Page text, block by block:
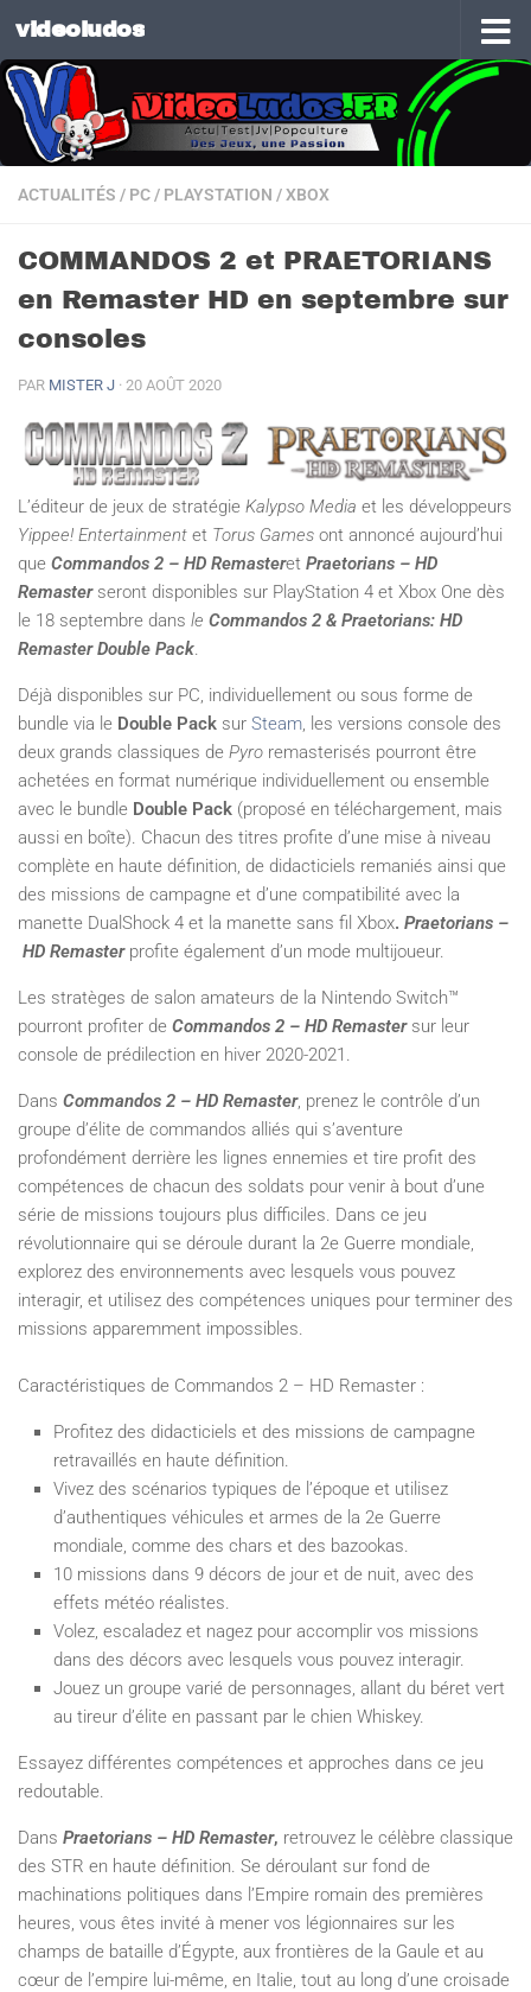
Skip to content
videoludos
ACTUALITÉS / PC/ PLAYSTATION /XBOX
COMMANDOS 2 et PRAETORIANS
en Remaster HD en septembre sur
consoles
PAR MISTER J · 20 AOÛT 2020
L’éditeur de jeux de stratégie Kalypso Media et les développeurs
Yippee! Entertainment et Torus Games ont annoncé aujourd’hui
que Commandos 2 – HD Remasteret Praetorians – HD
Remaster seront disponibles sur PlayStation 4 et Xbox One dès
le 18 septembre dans le Commandos 2 & Praetorians: HD
Remaster Double Pack.
Déjà disponibles sur PC, individuellement ou sous forme de
bundle via le Double Pack sur Steam, les versions console des
deux grands classiques de Pyro remasterisés pourront être
achetées en format numérique individuellement ou ensemble
avec le bundle Double Pack (proposé en téléchargement, mais
aussi en boîte). Chacun des titres profite d’une mise à niveau
complète en haute définition, de didacticiels remaniés ainsi que
des missions de campagne et d’une compatibilité avec la
manette DualShock 4 et la manette sans fil Xbox. Praetorians –
HD Remasterprofite également d’un mode multijoueur.
Les stratèges de salon amateurs de la Nintendo Switch™
pourront profiter de Commandos 2 – HD Remastersur leur
console de prédilection en hiver 2020-2021.
Dans Commandos 2 – HD Remaster, prenez le contrôle d’un
groupe d’élite de commandos alliés qui s’aventure
profondément derrière les lignes ennemies et tire profit des
compétences de chacun des soldats pour venir à bout d’une
série de missions toujours plus difficiles. Dans ce jeu
révolutionnaire qui se déroule durant la 2e Guerre mondiale,
explorez des environnements avec lesquels vous pouvez
interagir, et utilisez des compétences uniques pour terminer des
missions apparemment impossibles.
Caractéristiques de Commandos 2 – HD Remaster :
Profitez des didacticiels et des missions de campagne
retravaillés en haute définition.
Vivez des scénarios typiques de l’époque et utilisez
d’authentiques véhicules et armes de la 2e Guerre
mondiale, comme des chars et des bazookas.
10 missions dans 9 décors de jour et de nuit, avec des
effets météo réalistes.
Volez, escaladez et nagez pour accomplir vos missions
dans des décors avec lesquels vous pouvez interagir.
Jouez un groupe varié de personnages, allant du béret vert
au tireur d’élite en passant par le chien Whiskey.
Essayez différentes compétences et approches dans ce jeu
redoutable.
Dans Praetorians – HD Remaster, retrouvez le célèbre classique
des STR en haute définition. Se déroulant sur fond de
machinations politiques dans l’Empire romain des premières
heures, vous êtes invité à mener vos légionnaires sur les
champs de bataille d’Égypte, aux frontières de la Gaule et au
cœur de l’empire lui-même, en Italie, tout au long d’une croisade